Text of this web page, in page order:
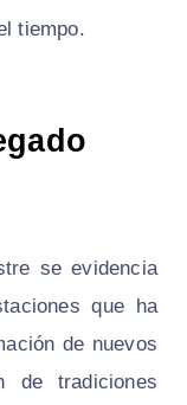
tiempo.
se evidencia
que ha
de nuevos
de tradiciones